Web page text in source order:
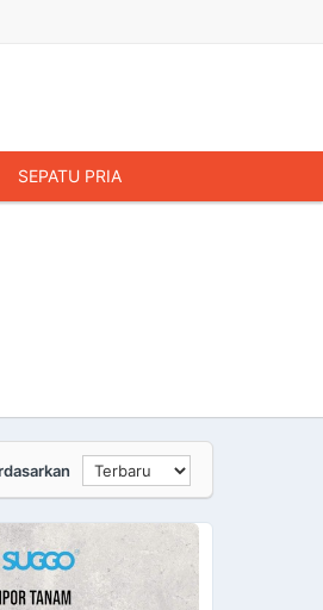
SEPATU PRIA